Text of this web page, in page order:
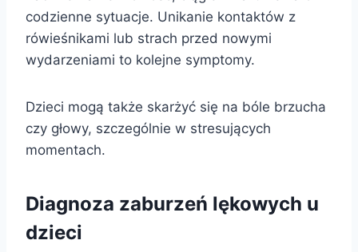
codzienne sytuacje. Unikanie kontaktów z
rówieśnikami lub strach przed nowymi
wydarzeniami to kolejne symptomy.
Dzieci mogą także skarżyć się na bóle brzucha
czy głowy, szczególnie w stresujących
momentach.
Diagnoza zaburzeń lękowych u
dzieci